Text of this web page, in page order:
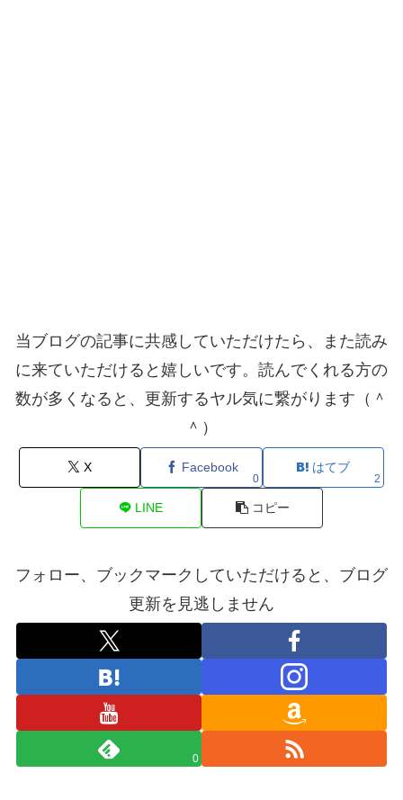
当ブログの記事に共感していただけたら、また読み
に来ていただけると嬉しいです。読んでくれる方の
数が多くなると、更新するヤル気に繋がります（＾
＾）
X Facebook
0
はてブ
2
LINE コピー
フォロー、ブックマークしていただけると、ブログ
更新を見逃しません
0